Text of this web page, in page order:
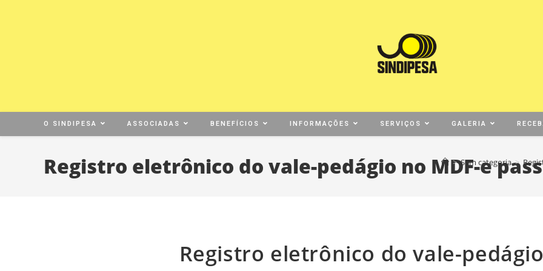
O SINDIPESA ASSOCIADAS BENEFÍCIOS INFORMAÇÕES SERVIÇOS GALERIA
Registro eletrônico do vale-pedágio no MDF-e
> Sem categoria >
Registro eletrônico do vale-